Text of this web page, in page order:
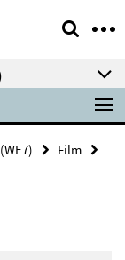
Film